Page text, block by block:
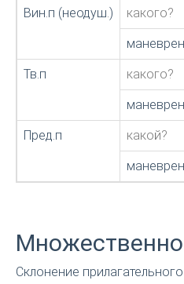
Вин.п (неодуш.) какого?
Тв.п какого?
Пред.п какой?
Склонение